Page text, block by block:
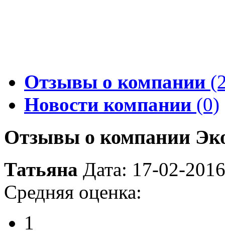
Отзывы о компании
Новости компании (0)
Отзывы о компании
Татьяна Дата: 17-02-2016
Средняя оценка:
1